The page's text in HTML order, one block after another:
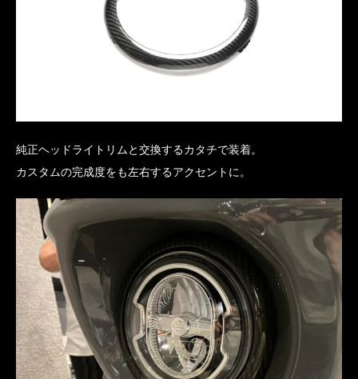
純正ヘッドライトリムと交換するカタチで装着。
カスタムの完成度をも左右するアクセントに。